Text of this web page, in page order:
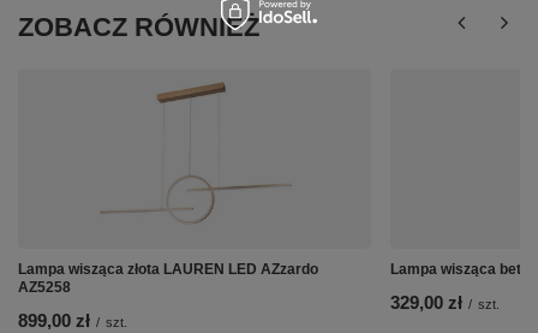
ZOBACZ RÓWNIEŻ
Lampa wisząca złota LAUREN LED AZzardo
AZ5258
899,00 zł / szt.
Lampa wisząca
329,00 zł / szt.